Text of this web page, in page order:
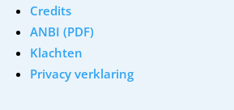
Credits
ANBI (PDF)
Klachten
Privacy verklaring